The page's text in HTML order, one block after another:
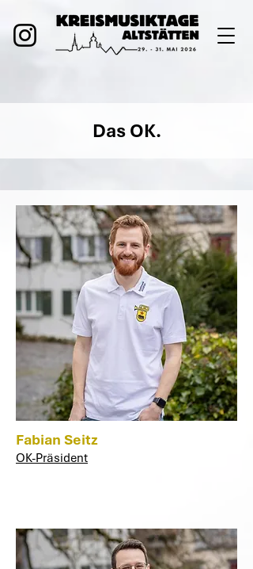
Das OK.
Fabian Seitz
OK-Präsident